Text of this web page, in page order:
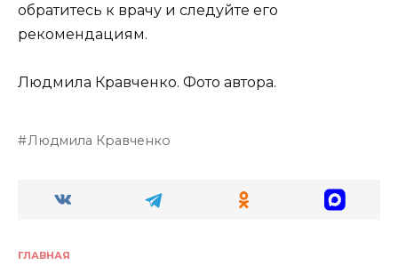
обратитесь к врачу и следуйте его
рекомендациям.
Людмила Кравченко. Фото автора.
Людмила Кравченко
ГЛАВНАЯ